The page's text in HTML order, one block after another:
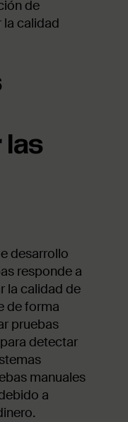
de
la calidad
las
desarrollo
responde a
la calidad de
de forma
pruebas
detectar
manuales
a